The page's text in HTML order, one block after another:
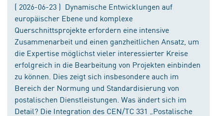
( 2026-06-23 ) Dynamische Entwicklungen auf
europäischer Ebene und komplexe
Querschnittsprojekte erfordern eine intensive
Zusammenarbeit und einen ganzheitlichen Ansatz, um
die Expertise möglichst vieler interessierter Kreise
erfolgreich in die Bearbeitung von Projekten einbinden
zu können. Dies zeigt sich insbesondere auch im
Bereich der Normung und Standardisierung von
postalischen Dienstleistungen. Was ändert sich im
Detail? Die Integration des CEN/TC 331 „Postalische